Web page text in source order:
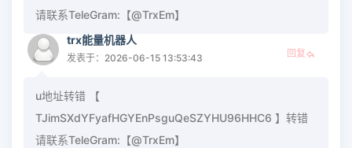
请联系TeleGram:【@TrxEm】
trx能量机器人
发表于：2026-06-15 13:53:43 回复
u地址转错 【
TJimSXdYFyafHGYEnPsguQeSZYHU96HHC6 】转错
请联系TeleGram:【@TrxEm】